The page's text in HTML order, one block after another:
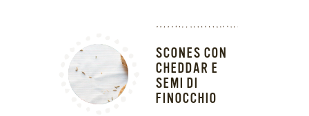
SCONES CON
CHEDDAR E
SEMI DI
FINOCCHIO